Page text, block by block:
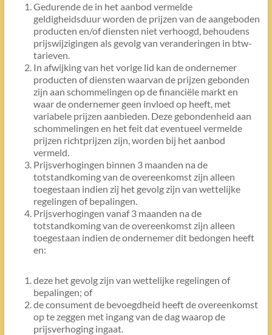
Gedurende de in het aanbod vermelde
geldigheidsduur worden de prijzen van de aangeboden
producten en/of diensten niet verhoogd, behoudens
prijswijzigingen als gevolg van veranderingen in btw-
tarieven.
In afwijking van het vorige lid kan de ondernemer
producten of diensten waarvan de prijzen gebonden
zijn aan schommelingen op de financiële markt en
waar de ondernemer geen invloed op heeft, met
variabele prijzen aanbieden. Deze gebondenheid aan
schommelingen en het feit dat eventueel vermelde
prijzen richtprijzen zijn, worden bij het aanbod
vermeld.
Prijsverhogingen binnen 3 maanden na de
totstandkoming van de overeenkomst zijn alleen
toegestaan indien zij het gevolg zijn van wettelijke
regelingen of bepalingen.
Prijsverhogingen vanaf 3 maanden na de
totstandkoming van de overeenkomst zijn alleen
toegestaan indien de ondernemer dit bedongen heeft
en:
deze het gevolg zijn van wettelijke regelingen of
bepalingen; of
de consument de bevoegdheid heeft de overeenkomst
op te zeggen met ingang van de dag waarop de
prijsverhoging ingaat.